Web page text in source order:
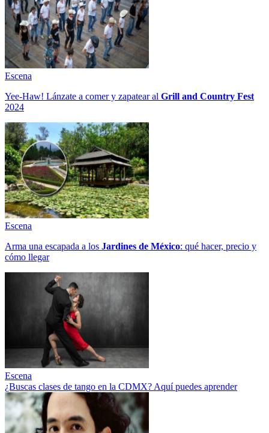
Escena
Yee-Haw! Lánzate a comer y zapatear al Grill and Country Fest
2024
Escena
Arma una escapada a los Jardines de México: qué hacer, precio y
cómo llegar
Escena
¿Buscas clases de tango en la CDMX? Aquí puedes aprender